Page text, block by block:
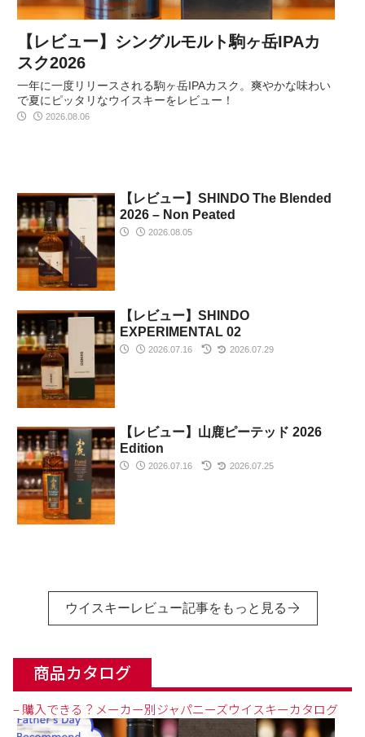
【レビュー】シングルモルト駒ヶ岳IPAカ
スク2026
一年に一度リリースされる駒ヶ岳IPAカスク。爽やかな味わい
で夏にピッタリなウイスキーをレビュー！
2026.08.06
【レビュー】SHINDO The Blended
2026 – Non Peated
2026.08.05
【レビュー】SHINDO
EXPERIMENTAL 02
2026.07.16 2026.07.29
【レビュー】山鹿ピーテッド 2026
Edition
2026.07.16 2026.07.25
ウイスキーレビュー記事をもっと見る
商品カタログ
– 購入できる？メーカー別ジャパニーズウイスキーカタログ